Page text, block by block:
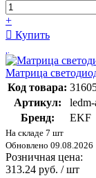
+
Купить
Матрица
Код товара:
Артикул:
Бренд:
EKF
На складе 7 шт
Обновлено 09.08.2026
Розничная цена:
313.24 руб. / шт